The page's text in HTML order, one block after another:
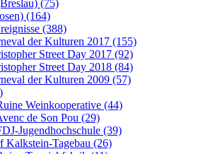
(75)
(164)
(388)
der Kulturen 2017 (155)
Street Day 2017 (92)
Street Day 2018 (84)
der Kulturen 2009 (57)
Weinkooperative (44)
de Son Pou (29)
Jugendhochschule (39)
Kalkstein-Tagebau (26)